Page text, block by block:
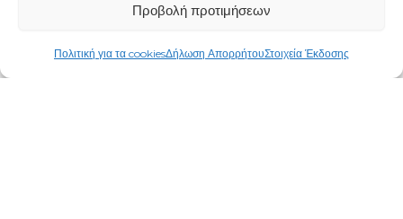
Προβολή προτιμήσεων
Πολιτική για τα cookiesΔήλωση ΑπορρήτουΣτοιχεία Έκδοσης
© 2025 Made with by Moodbites team